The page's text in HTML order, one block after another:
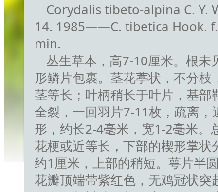
Corydalis tibeto-alpina C. Y.
14. 1985——C. tibetica Hook.
min.
丛生草本，高7-10厘米。根
形鳞片包裹。茎花葶状，不分
茎等长；叶柄稍长于叶片，基
全裂，一回羽片7-11枚，疏离
形，约长2-4毫米，宽1-2毫米
花梗或近等长，下部的楔形掌
约1厘米，上部的稍短。萼片半
花瓣顶端带紫红色，无鸡冠状